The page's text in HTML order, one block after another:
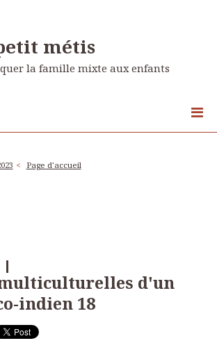
métis
la famille mixte aux enfants
Page d'accueil
d'un
indien 18